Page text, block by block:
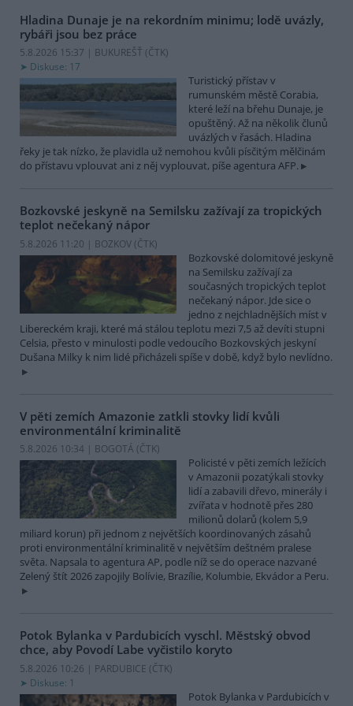
Hladina Dunaje je na rekordním minimu; lodě uvázly,
rybáři jsou bez práce
5.8.2026 15:37 | BUKUREŠŤ (ČTK)
Diskuse: 17
Turistický přístav v
rumunském městě Corabia,
které leží na břehu Dunaje, je
opuštěný. Až na několik člunů
uvázlých v řasách. Hladina
řeky je tak nízko, že plavidla už nemohou kvůli písčitým mělčinám
do přístavu vplouvat ani z něj vyplouvat, píše agentura AFP.
Bozkovské jeskyně na Semilsku zažívají za tropických
teplot nečekaný nápor
5.8.2026 11:20 | BOZKOV (ČTK)
Bozkovské dolomitové jeskyně
na Semilsku zažívají za
současných tropických teplot
nečekaný nápor. Jde sice o
jedno z nejchladnějších míst v
Libereckém kraji, které má stálou teplotu mezi 7,5 až devíti stupni
Celsia, přesto v minulosti podle vedoucího Bozkovských jeskyní
Dušana Milky k nim lidé přicházeli spíše v době, když bylo nevlídno.
V pěti zemích Amazonie zatkli stovky lidí kvůli
environmentální kriminalitě
5.8.2026 10:34 | BOGOTÁ (ČTK)
Policisté v pěti zemích ležících
v Amazonii pozatýkali stovky
lidí a zabavili dřevo, minerály i
zvířata v hodnotě přes 280
milionů dolarů (kolem 5,9
miliard korun) při jednom z největších koordinovaných zásahů
proti environmentální kriminalitě v největším deštném pralese
světa. Napsala to agentura AP, podle níž se do operace nazvané
Zelený štít 2026 zapojily Bolívie, Brazílie, Kolumbie, Ekvádor a Peru.
Potok Bylanka v Pardubicích vyschl. Městský obvod
chce, aby Povodí Labe vyčistilo koryto
5.8.2026 10:26 | PARDUBICE (ČTK)
Diskuse: 1
Potok Bylanka v Pardubicích v